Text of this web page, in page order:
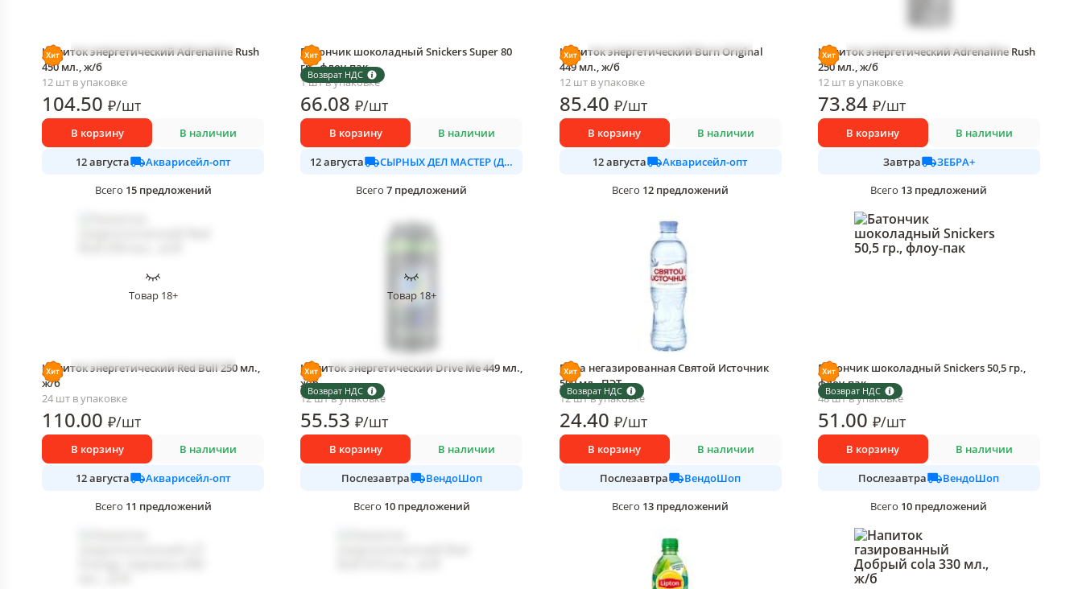
Напиток энергетический Adrenaline Rush
450 мл., ж/б
12 шт в упаковке
104.50 ₽/шт
В корзину В наличии
12 августа
Акварисейл-опт
Всего 15 предложений
Возврат НДС
Батончик шоколадный Snickers Super 80
гр., флоу-пак
1 шт в упаковке
66.08 ₽/шт
В корзину В наличии
12 августа
СЫРНЫХ ДЕЛ МАСТЕР (ДАЛИМО)
Всего 7 предложений
Напиток энергетический Burn Original
449 мл., ж/б
12 шт в упаковке
85.40 ₽/шт
В корзину В наличии
12 августа
Акварисейл-опт
Всего 12 предложений
Напиток энергетический Adrenaline Rush
250 мл., ж/б
12 шт в упаковке
73.84 ₽/шт
В корзину В наличии
Завтра
ЗЕБРА+
Всего 13 предложений
Товар 18+
Напиток энергетический Red Bull 250 мл.,
ж/б
24 шт в упаковке
110.00 ₽/шт
В корзину В наличии
12 августа
Акварисейл-опт
Всего 11 предложений
Товар 18+
Возврат НДС
Напиток энергетический Drive Me 449 мл.,
ж/б
12 шт в упаковке
55.53 ₽/шт
В корзину В наличии
Послезавтра
ВендоШоп
Всего 10 предложений
Возврат НДС
Вода негазированная Святой Источник
500 мл., ПЭТ
12 шт в упаковке
24.40 ₽/шт
В корзину В наличии
Послезавтра
ВендоШоп
Всего 13 предложений
Возврат НДС
Батончик шоколадный Snickers 50,5 гр.,
флоу-пак
48 шт в упаковке
51.00 ₽/шт
В корзину В наличии
Послезавтра
ВендоШоп
Всего 10 предложений